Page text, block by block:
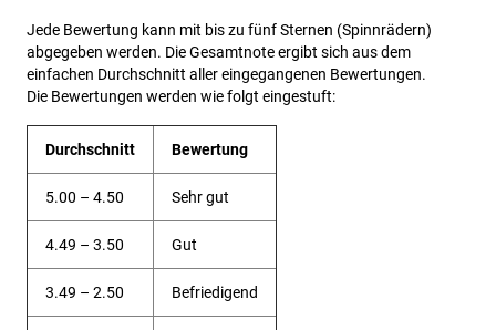
Jede Bewertung kann mit bis zu fünf Sternen (Spinnrädern)
abgegeben werden. Die Gesamtnote ergibt sich aus dem
einfachen Durchschnitt aller eingegangenen Bewertungen.
Die Bewertungen werden wie folgt eingestuft:
Durchschnitt Bewertung
5.00 – 4.50 Sehr gut
4.49 – 3.50 Gut
3.49 – 2.50 Befriedigend